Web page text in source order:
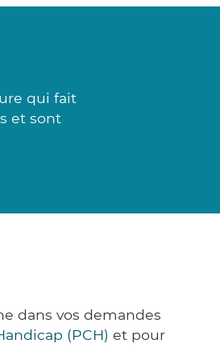
qui fait
et sont
dans vos demandes
(PCH) et pour